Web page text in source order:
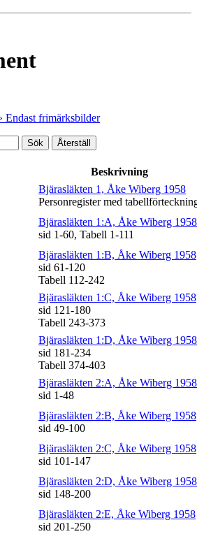
Endast frimärksbilder
Beskrivning
Bjärasläkten 1, Åke Wiberg 1958
Personregister med
Bjärasläkten 1:A, Åke Wiberg 1958
sid 1-60, Tabell 1-111
Bjärasläkten 1:B, Åke Wiberg 1958
sid 61-120
Tabell 112-242
Bjärasläkten 1:C, Åke Wiberg 1958
sid 121-180
Tabell 243-373
Bjärasläkten 1:D, Åke Wiberg 1958
sid 181-234
Tabell 374-403
Bjärasläkten 2:A, Åke Wiberg 1958
sid 1-48
Bjärasläkten 2:B, Åke Wiberg 1958
sid 49-100
Bjärasläkten 2:C, Åke Wiberg 1958
sid 101-147
Bjärasläkten 2:D, Åke Wiberg 1958
sid 148-200
Bjärasläkten 2:E, Åke Wiberg 1958
sid 201-250